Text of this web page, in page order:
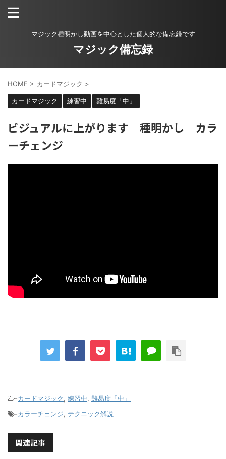
マジック種明かし動画を中心とした個人的な備忘録です
マジック備忘録
HOME > カードマジック >
カードマジック 練習中 難易度「中」
ビジュアルに上がります 種明かし カラ
ーチェンジ
-カードマジック, 練習中, 難易度「中」
-カラーチェンジ, テクニック解説
関連記事